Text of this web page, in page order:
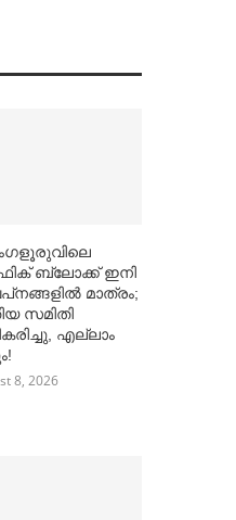
ബ്ലോക്ക് ഇനി
മാത്രം;
സമിതി
എല്ലാം
8, 2026